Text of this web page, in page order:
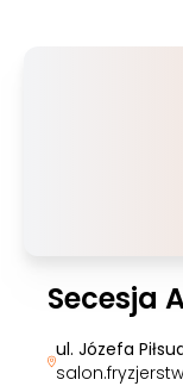
Secesja
ul. Józefa